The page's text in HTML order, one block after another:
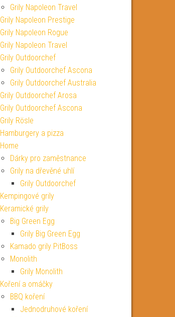
Grily Napoleon Travel
Grily Napoleon Prestige
Grily Napoleon Rogue
Grily Napoleon Travel
Grily Outdoorchef
Grily Outdoorchef Ascona
Grily Outdoorchef Australia
Grily Outdoorchef Arosa
Grily Outdoorchef Ascona
Grily Rösle
Hamburgery a pizza
Home
Dárky pro zaměstnance
Grily na dřevěné uhlí
Grily Outdoorchef
Kempingové grily
Keramické grily
Big Green Egg
Grily Big Green Egg
Kamado grily PitBoss
Monolith
Grily Monolith
Koření a omáčky
BBQ koření
Jednodruhové koření